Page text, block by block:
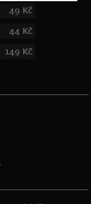
49 Kč
44 Kč
149 Kč